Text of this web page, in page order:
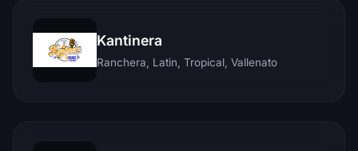
Kantinera
Ranchera, Latin, Tropical, Vallenato